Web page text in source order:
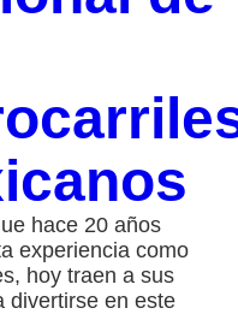
hace 20 años
experiencia como
hoy traen a sus
divertirse en este